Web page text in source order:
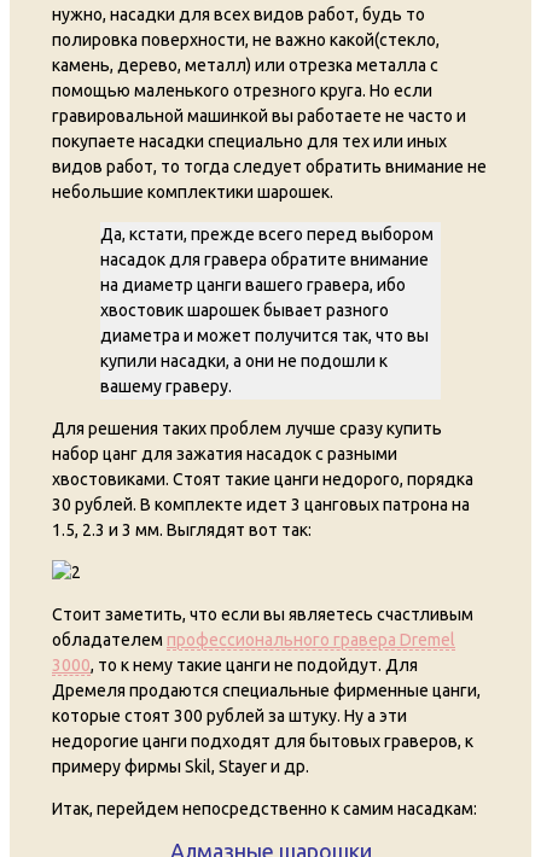
нужно, насадки для всех видов работ, будь то
полировка поверхности, не важно какой(стекло,
камень, дерево, металл) или отрезка металла с
помощью маленького отрезного круга. Но если
гравировальной машинкой вы работаете не часто и
покупаете насадки специально для тех или иных
видов работ, то тогда следует обратить внимание не
небольшие комплектики шарошек.
Да, кстати, прежде всего перед выбором
насадок для гравера обратите внимание
на диаметр цанги вашего гравера, ибо
хвостовик шарошек бывает разного
диаметра и может получится так, что вы
купили насадки, а они не подошли к
вашему граверу.
Для решения таких проблем лучше сразу купить
набор цанг для зажатия насадок с разными
хвостовиками. Стоят такие цанги недорого, порядка
30 рублей. В комплекте идет 3 цанговых патрона на
1.5, 2.3 и 3 мм. Выглядят вот так:
Стоит заметить, что если вы являетесь счастливым
обладателем профессионального гравера Dremel
3000, то к нему такие цанги не подойдут. Для
Дремеля продаются специальные фирменные цанги,
которые стоят 300 рублей за штуку. Ну а эти
недорогие цанги подходят для бытовых граверов, к
примеру фирмы Skil, Stayer и др.
Итак, перейдем непосредственно к самим насадкам:
Алмазные шарошки